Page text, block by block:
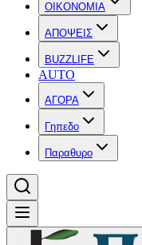
OIKONOMIA
ΑΠΟΨΕΙΣ
BUZZLIFE
AUTO
ΑΓΟΡΑ
Γηπεδο
Παραθυρο